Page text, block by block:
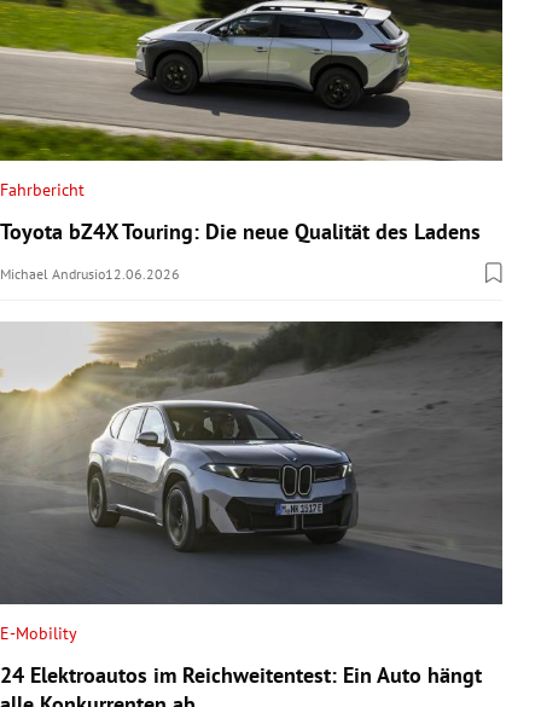
Fahrbericht
Toyota bZ4X Touring: Die neue Qualität des Ladens
Michael Andrusio12.06.2026
E-Mobility
24 Elektroautos im Reichweitentest: Ein Auto hängt